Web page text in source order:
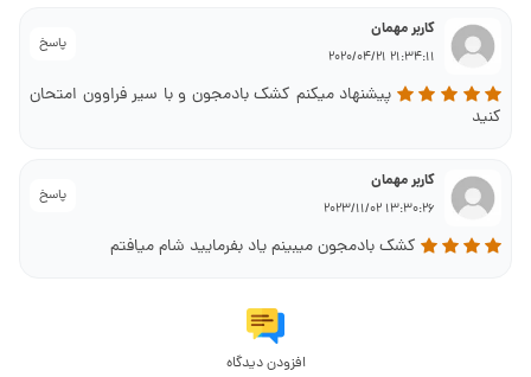
پاسخ
کاربر مهمان
21:34:11 2020/04/21
پیشنهاد میکنم کشک بادمجون و با سیر فراوون امتحان
کنید
پاسخ
کاربر مهمان
13:30:26 2023/11/02
کشک بادمجون میبینم یاد بفرمایید شام میافتم
افزودن دیدگاه